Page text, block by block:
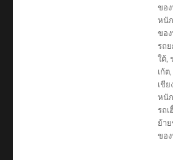
ขอ
หนั
ขอ
รถ
ใต้,
เก้ต,
เชีย
หนัก
รถ
ย้า
ขอ